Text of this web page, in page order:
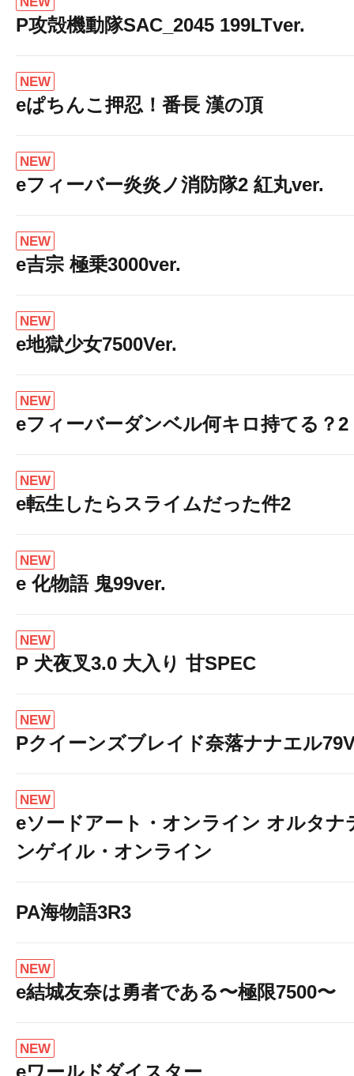
P攻殻機動隊SAC_2045 199LTver.
NEW
eぱちんこ押忍！番長 漢の頂
NEW
eフィーバー炎炎ノ消防隊2 紅丸ver.
NEW
e吉宗 極乗3000ver.
NEW
e地獄少女7500Ver.
NEW
eフィーバーダンベル何キロ持てる？2
NEW
e転生したらスライムだった件2
NEW
e 化物語 鬼99ver.
NEW
P 犬夜叉3.0 大入り 甘SPEC
NEW
Pクイーンズブレイド奈落ナナエル
NEW
eソードアート・オンライン オルタナ
ンゲイル・オンライン
PA海物語3R3
NEW
e結城友奈は勇者である〜極限7500〜
NEW
eワールドダイスター